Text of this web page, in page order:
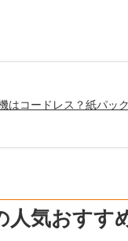
はコードレス？紙パッ
人気おすす